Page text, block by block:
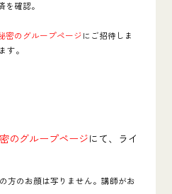
確認。
密のグループページにご招待しま
す。
のグループページにて、ライ
方のお顔は写りません。講師がお